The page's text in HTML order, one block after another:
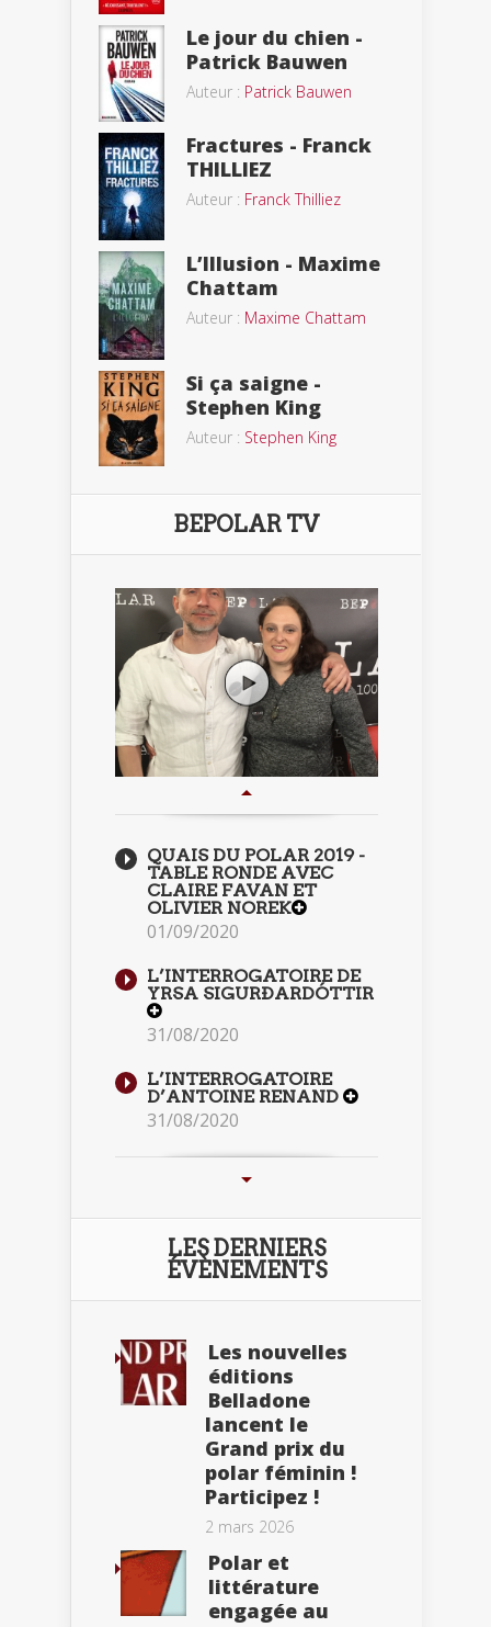
Le jour du chien -
Patrick Bauwen
Auteur : Patrick Bauwen
Fractures - Franck
THILLIEZ
Auteur : Franck Thilliez
L’Illusion - Maxime
Chattam
Auteur : Maxime Chattam
Si ça saigne -
Stephen King
Auteur : Stephen King
BEPOLAR TV
QUAIS DU POLAR 2019 -
TABLE RONDE AVEC
CLAIRE FAVAN ET
OLIVIER NOREK
01/09/2020
L’INTERROGATOIRE DE
YRSA SIGURÐARDÓTTIR
31/08/2020
L’INTERROGATOIRE
D’ANTOINE RENAND
31/08/2020
LES DERNIERS
ÉVÈNEMENTS
Les nouvelles
éditions
Belladone
lancent le
Grand prix du
polar féminin !
Participez !
2 mars 2026
Polar et
littérature
engagée au